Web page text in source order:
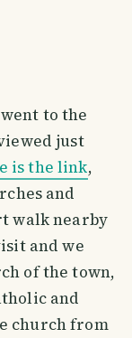
to the
just
is the link,
and
walk nearby
and we
of the town,
and
church from